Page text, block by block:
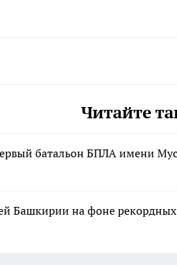
Читайте
батальон БПЛА имени
Башкирии на фоне